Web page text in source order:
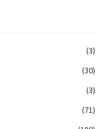
(3)
(30)
(3)
(71)